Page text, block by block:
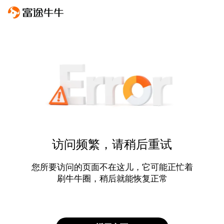
访问频繁，请稍后重试
您所要访问的页面不在这儿，它可能正忙着
刷牛牛圈，稍后就能恢复正常